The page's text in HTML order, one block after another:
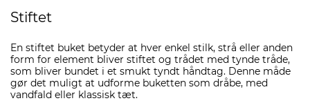
Stiftet
En stiftet buket betyder at hver enkel stilk, strå eller anden
form for element bliver stiftet og trådet med tynde tråde,
som bliver bundet i et smukt tyndt håndtag. Denne måde
gør det muligt at udforme buketten som dråbe, med
vandfald eller klassisk tæt.